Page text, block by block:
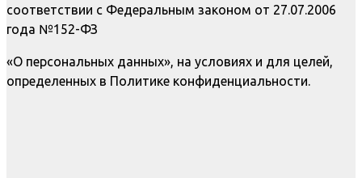
соответствии с Федеральным законом от 27.07.2006
года №152-ФЗ
«О персональных данных», на условиях и для целей,
определенных в Политике конфиденциальности.